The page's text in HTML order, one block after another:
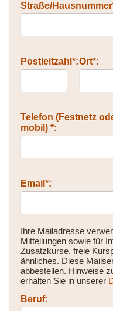
Straße/
Postleitzahl*:Ort*:
Telefon (Festnetz
mobil) *:
Email*:
Ihre Mailadresse
Mitteilungen sowie für
Zusatzkurse, freie
ähnliches. Diese
abbestellen. Hinweise
erhalten Sie in unserer
Beruf: